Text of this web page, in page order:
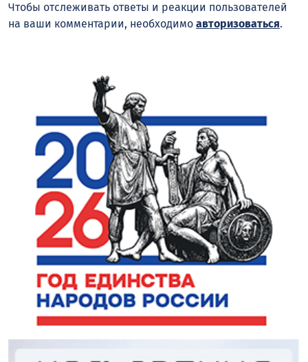
Чтобы отслеживать ответы и реакции пользователей
на ваши комментарии, необходимо авторизоваться.